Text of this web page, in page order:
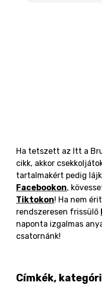
Ha tetszett az Itt a
cikk, akkor
tartalmakért pedig
Facebookon,
Tiktokon! Ha nem
rendszeresen frissülő
naponta izgalmas
csatornánk!
Címkék,